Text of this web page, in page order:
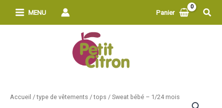
MENU Panier
Accueil /type de vêtements /tops / Sweat bébé – 1/24 mois